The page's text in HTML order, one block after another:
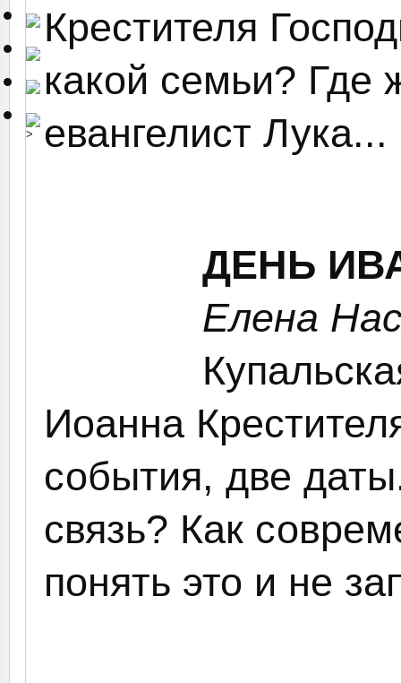
>
Крестителя
какой семьи? Где
евангелист Лука...
ДЕНЬ
Елена
Иоанна
события, две
связь? Как
понять это и не